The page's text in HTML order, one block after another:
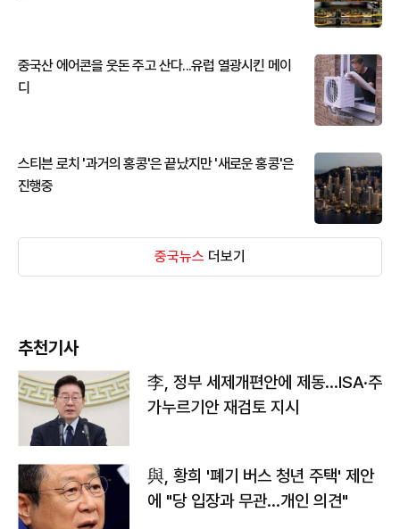
중국산 에어콘을 웃돈 주고 산다...유럽 열광시킨 메이
디
스티븐 로치 '과거의 홍콩'은 끝났지만 '새로운 홍콩'은
진행중
중국뉴스 더보기
추천기사
李, 정부 세제개편안에 제동…ISA·주
가누르기안 재검토 지시
與, 황희 '폐기 버스 청년 주택' 제안
에 "당 입장과 무관…개인 의견"